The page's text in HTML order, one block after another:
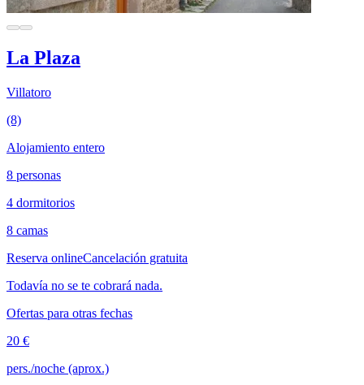
La Plaza
Villatoro
(8)
Alojamiento entero
8 personas
4 dormitorios
8 camas
Reserva onlineCancelación gratuita
Todavía no se te cobrará nada.
Ofertas para otras fechas
20 €
pers./noche (aprox.)